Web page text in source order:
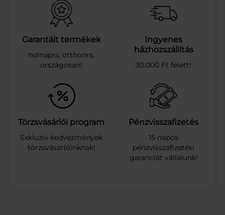
s
s
z
e
p
í
h
e
t
ő
f
a
h
Garantált termékek
holnapra, otthonra,
országosan!
Ingyenes
házhozszállítás
30.000 Ft felett!
Törzsvásárlói program
Exkluzív kedvezmények
törzsvásárlóinknak!
Pénzvisszafizetés
15 napos
pénzvisszafizetési
garanciát vállalunk!